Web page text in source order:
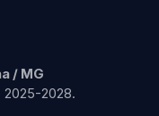
/ MG
2028.